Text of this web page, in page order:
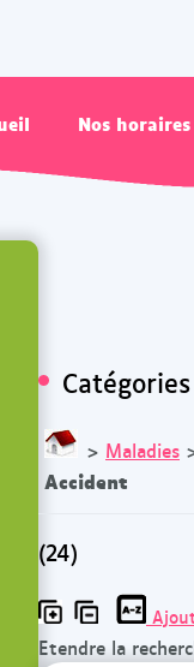
Nos horaires
Catégories
> Maladies
Accident
(24)
Etendre la